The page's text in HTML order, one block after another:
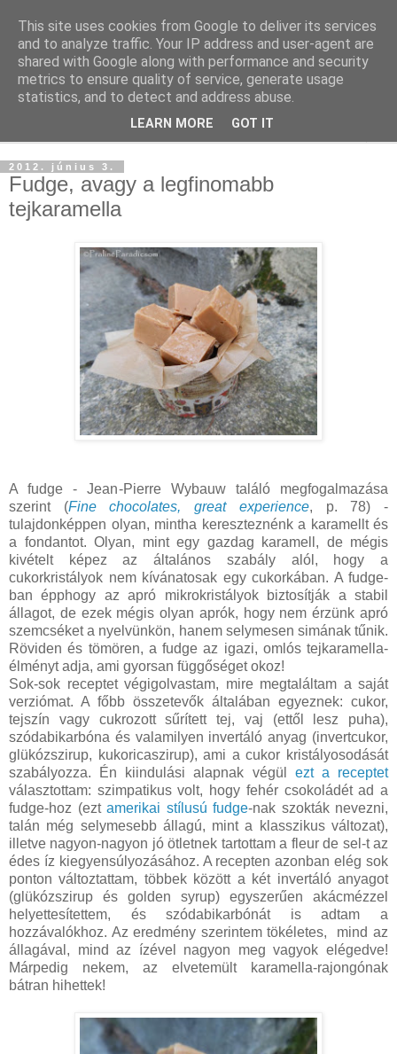
2012. június 3.
Fudge, avagy a legfinomabb
tejkaramella
A fudge - Jean-Pierre Wybauw találó megfogalmazása
szerint (Fine chocolates, great experience, p. 78) -
tulajdonképpen olyan, mintha kereszteznénk a karamellt és
a fondantot. Olyan, mint egy gazdag karamell, de mégis
kivételt képez az általános szabály alól, hogy a
cukorkristályok nem kívánatosak egy cukorkában. A fudge-
ban épphogy az apró mikrokristályok biztosítják a stabil
állagot, de ezek mégis olyan aprók, hogy nem érzünk apró
szemcséket a nyelvünkön, hanem selymesen simának tűnik.
Röviden és tömören, a fudge az igazi, omlós tejkaramella-
élményt adja, ami gyorsan függőséget okoz!
Sok-sok receptet végigolvastam, mire megtaláltam a saját
verziómat. A főbb összetevők általában egyeznek: cukor,
tejszín vagy cukrozott sűrített tej, vaj (ettől lesz puha),
szódabikarbóna és valamilyen invertáló anyag (invertcukor,
glükózszirup, kukoricaszirup), ami a cukor kristályosodását
szabályozza. Én kiindulási alapnak végül ezt a receptet
választottam: szimpatikus volt, hogy fehér csokoládét ad a
fudge-hoz (ezt amerikai stílusú fudge-nak szokták nevezni,
talán még selymesebb állagú, mint a klasszikus változat),
illetve nagyon-nagyon jó ötletnek tartottam a fleur de sel-t az
édes íz kiegyensúlyozásához. A recepten azonban elég sok
ponton változtattam, többek között a két invertáló anyagot
(glükózszirup és golden syrup) egyszerűen akácmézzel
helyettesítettem, és szódabikarbónát is adtam a
hozzávalókhoz. Az eredmény szerintem tökéletes, mind az
állagával, mind az ízével nagyon meg vagyok elégedve!
Márpedig nekem, az elvetemült karamella-rajongónak
bátran hihettek!
This site uses cookies from Google to deliver its services
and to analyze traffic. Your IP address and user-agent are
shared with Google along with performance and security
metrics to ensure quality of service, generate usage
statistics, and to detect and address abuse.
LEARN MORE GOT IT